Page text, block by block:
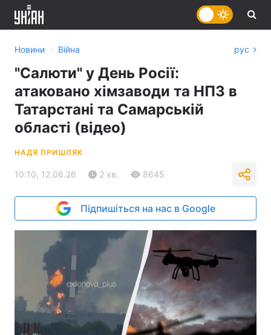
Новини › Війна рус
"Салюти" у День Росії:
атаковано хімзаводи та НПЗ в
Татарстані та Самарській
області (відео)
НАДЯ ПРИШЛЯК
10:10, 12.06.26 2 хв. 8645
Підпишіться на нас в Google